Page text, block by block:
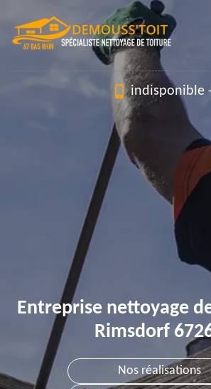
indisponible
Entreprise nettoyage
Rimsdorf
Nos réalisations